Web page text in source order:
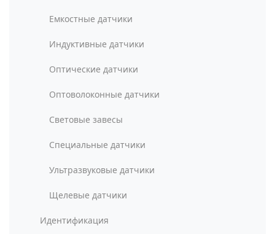
Емкостные датчики
Индуктивные датчики
Оптические датчики
Оптоволоконные датчики
Световые завесы
Специальные датчики
Ультразвуковые датчики
Щелевые датчики
Идентификация